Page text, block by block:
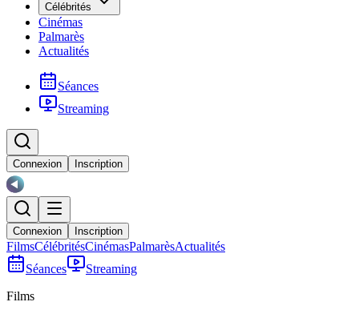
Célébrités
Cinémas
Palmarès
Actualités
Séances
Streaming
Connexion Inscription
Connexion Inscription
FilmsCélébritésCinémasPalmarèsActualités
Séances
Streaming
Films